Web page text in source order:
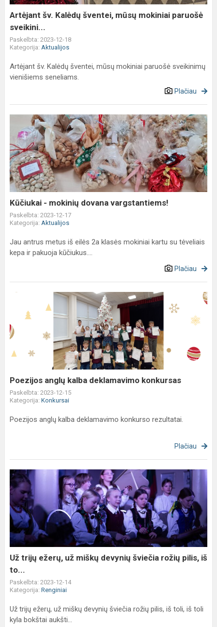
sveikini...
Artėjant šv. Kalėdų šventei, mūsų mokiniai paruošė
sveikini...
Paskelbta: 2023-12-18
Kategorija: Aktualijos
Artėjant šv. Kalėdų šventei, mūsų mokiniai paruošė sveikinimų
vienišiems seneliams.
Plačiau
Kūčiukai
mokinių
dovana
vargstantiems!
Kūčiukai - mokinių dovana vargstantiems!
Paskelbta: 2023-12-17
Kategorija: Aktualijos
Jau antrus metus iš eilės 2a klasės mokiniai kartu su tėveliais
kepa ir pakuoja kūčiukus....
Plačiau
kalba
deklamavimo
Poezijos anglų kalba deklamavimo konkursas
Paskelbta: 2023-12-15
Kategorija: Konkursai
Poezijos anglų kalba deklamavimo konkurso rezultatai.
Plačiau
Už
trijų
ežerų,
už
miškų
devynių
šviečia
rožių
pilis,
iš
to...
Už trijų ežerų, už miškų devynių šviečia rožių pilis, iš
to...
Paskelbta: 2023-12-14
Kategorija: Renginiai
Už trijų ežerų, už miškų devynių šviečia rožių pilis, iš toli, iš toli
kyla bokštai aukšti...